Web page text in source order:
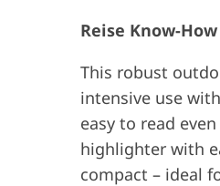
Reise Know-
This robust
intensive use
easy to read
highlighter with
compact – ideal